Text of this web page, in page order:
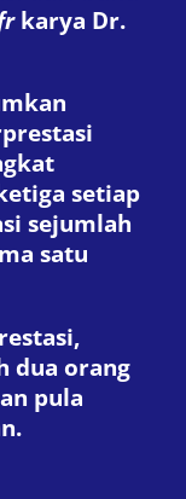
karya Dr.
setiap
sejumlah
satu
dua orang
pula